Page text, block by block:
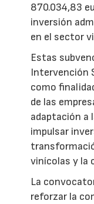
870.034,83
inversión
en el sector
Estas
Intervención
como
de las
adaptación a
impulsar
vinícolas y la
La
reforzar la